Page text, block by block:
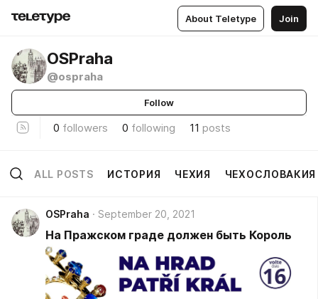
About Teletype Join
OSPraha
@ospraha
Follow
0 followers 0 following 11 posts
ALL POSTS ИСТОРИЯ ЧЕХИЯ ЧЕХОСЛОВАКИЯ
OSPraha September 20, 2021
На Пражском граде должен быть Король